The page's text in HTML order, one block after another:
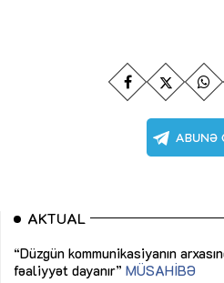
AKTUAL
“Düzgün kommunikasiyanın
fəaliyyət dayanır” MÜSAHİBƏ